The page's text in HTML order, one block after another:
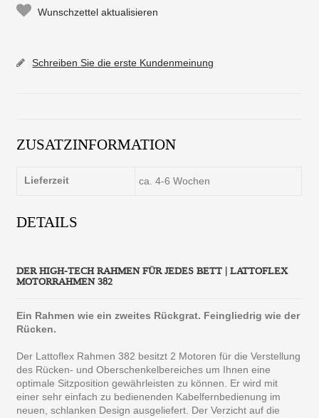
Wunschzettel aktualisieren
Schreiben Sie die erste Kundenmeinung
ZUSATZINFORMATION
Lieferzeit ca. 4-6 Wochen
DETAILS
DER HIGH-TECH RAHMEN FÜR JEDES BETT | LATTOFLEX
MOTORRAHMEN 382
Ein Rahmen wie ein zweites Rückgrat. Feingliedrig wie der
Rücken.
Der Lattoflex Rahmen 382 besitzt 2 Motoren für die Verstellung
des Rücken- und Oberschenkelbereiches um Ihnen eine
optimale Sitzposition gewährleisten zu können. Er wird mit
einer sehr einfach zu bedienenden Kabelfernbedienung im
neuen, schlanken Design ausgeliefert. Der Verzicht auf die